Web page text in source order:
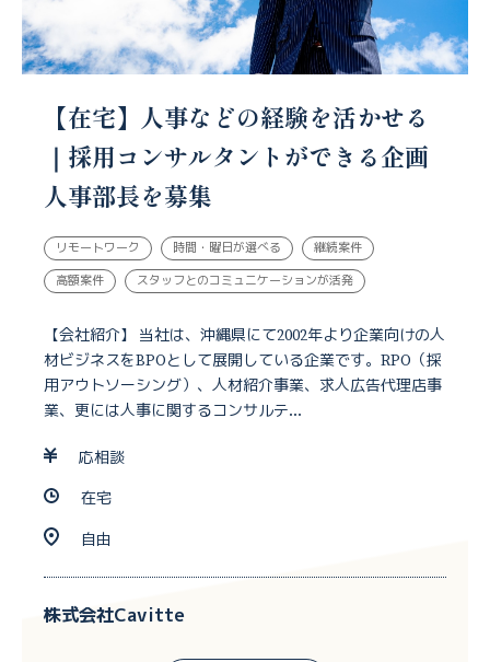
【在宅】人事などの経験を活かせる
｜採用コンサルタントができる企画
人事部長を募集
リモートワーク 時間・曜日が選べる 継続案件
高額案件 スタッフとのコミュニケーションが活発
【会社紹介】 当社は、沖縄県にて2002年より企業向けの人
材ビジネスをBPOとして展開している企業です。RPO（採
用アウトソーシング）、人材紹介事業、求人広告代理店事
業、更には人事に関するコンサルテ...
応相談
在宅
自由
株式会社Cavitte